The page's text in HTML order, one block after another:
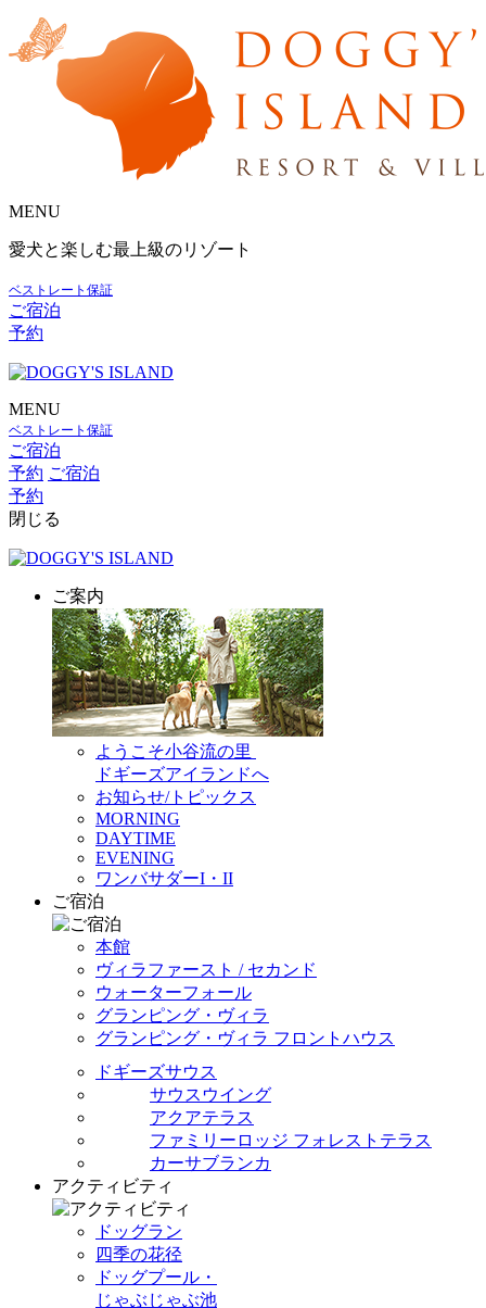
MENU
愛犬と楽しむ最上級のリゾート
ベストレート保証
ご宿泊
予約
MENU
ベストレート保証
ご宿泊
予約 ご宿泊
予約
閉じる
ご案内
ようこそ小谷流の里
ドギーズアイランドへ
お知らせ/トピックス
MORNING
DAYTIME
EVENING
ワンバサダーI・II
ご宿泊
本館
ヴィラファースト / セカンド
ウォーターフォール
グランピング・ヴィラ
グランピング・ヴィラ フロントハウス
ドギーズサウス
サウスウイング
アクアテラス
ファミリーロッジ フォレストテラス
カーサブランカ
アクティビティ
ドッグラン
四季の花径
ドッグプール・
じゃぶじゃぶ池